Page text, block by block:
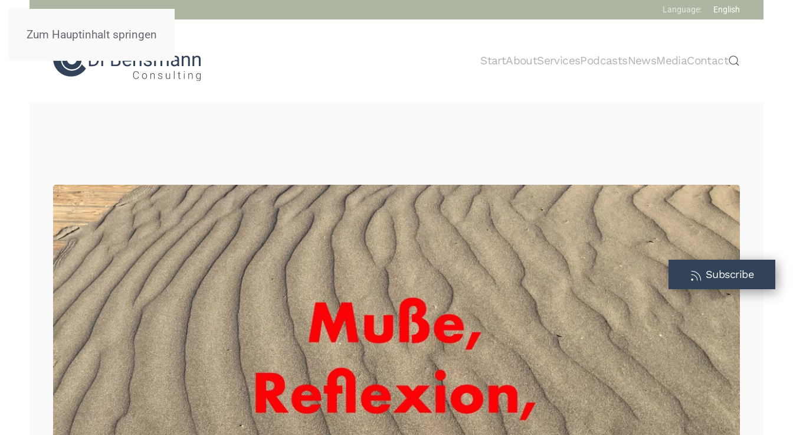
Zum Hauptinhalt springen
Language: English
StartAboutServicesPodcastsNewsMediaContact
Subscribe